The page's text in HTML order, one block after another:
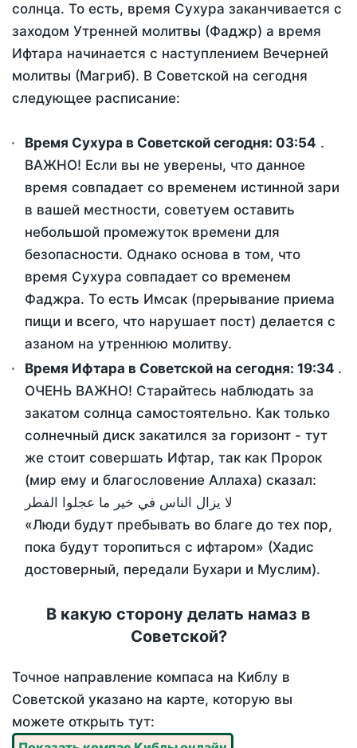
солнца. То есть, время Сухура заканчивается с
заходом Утренней молитвы (Фаджр) а время
Ифтара начинается с наступлением Вечерней
молитвы (Магриб). В Советской на сегодня
следующее расписание:
Время Сухура в Советской сегодня: 03:54 .
ВАЖНО! Если вы не уверены, что данное
время совпадает со временем истинной зари
в вашей местности, советуем оставить
небольшой промежуток времени для
безопасности. Однако основа в том, что
время Сухура совпадает со временем
Фаджра. То есть Имсак (прерывание приема
пищи и всего, что нарушает пост) делается с
азаном на утреннюю молитву.
Время Ифтара в Советской на сегодня: 19:34 .
ОЧЕНЬ ВАЖНО! Старайтесь наблюдать за
закатом солнца самостоятельно. Как только
солнечный диск закатился за горизонт - тут
же стоит совершать Ифтар, так как Пророк
(мир ему и благословение Аллаха) сказал:
لا يزال الناس في خير ما عجلوا الفطر
«Люди будут пребывать во благе до тех пор,
пока будут торопиться с ифтаром» (Хадис
достоверный, передали Бухари и Муслим).
В какую сторону делать намаз в
Советской?
Точное направление компаса на Киблу в
Советской указано на карте, которую вы
можете открыть тут: